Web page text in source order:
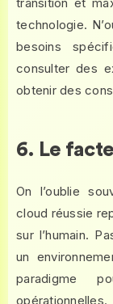
technologie.
besoins
consulter des
obtenir des
6. Le
On l’oublie
cloud réussie
sur l’humain.
un
paradigme
opérationnelles.